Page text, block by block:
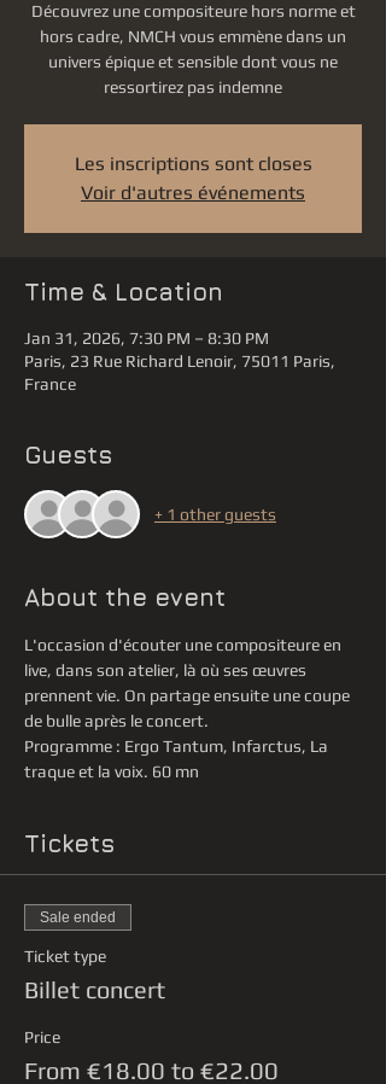
Découvrez une compositeure hors norme et
hors cadre, NMCH vous emmène dans un
univers épique et sensible dont vous ne
ressortirez pas indemne
Les inscriptions sont closes
Voir d'autres événements
Time & Location
Jan 31, 2026, 7:30 PM – 8:30 PM
Paris, 23 Rue Richard Lenoir, 75011 Paris,
France
Guests
+ 1 other guests
About the event
L'occasion d'écouter une compositeure en
live, dans son atelier, là où ses œuvres
prennent vie. On partage ensuite une coupe
de bulle après le concert.
Programme : Ergo Tantum, Infarctus, La
traque et la voix. 60 mn
Tickets
Sale ended
Ticket type
Billet concert
Price
From €18.00 to €22.00